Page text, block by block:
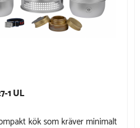
1 UL
kök som kräver minimalt